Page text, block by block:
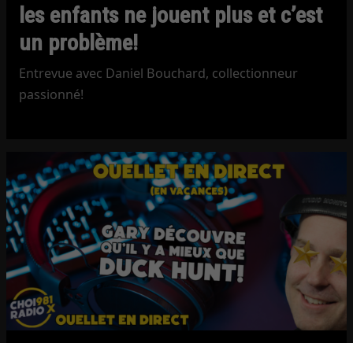
les enfants ne jouent plus et c’est
un problème!
Entrevue avec Daniel Bouchard, collectionneur
passionné!